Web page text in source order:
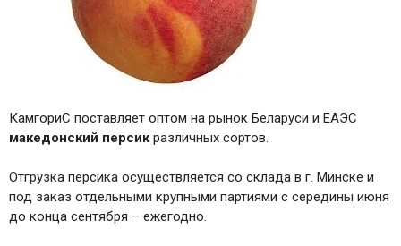
КамгориС поставляет оптом на рынок Беларуси и ЕАЭС
македонский персикразличных сортов.
Отгрузка персика осуществляется со склада в г. Минске и
под заказ отдельными крупными партиями с середины июня
до конца сентября – ежегодно.